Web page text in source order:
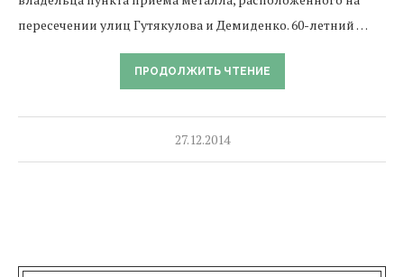
пересечении улиц Гутякулова и Демиденко. 60-летний …
ПРОДОЛЖИТЬ ЧТЕНИЕ
27.12.2014